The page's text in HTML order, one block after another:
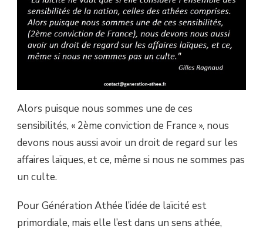
L’ENSEMBLE
DES
SENSIBILITÉS
DE
LA
CELLES
ATHÉES
Alors puisque nous sommes une de ces
sensibilités, « 2ème conviction de France », nous
devons nous aussi avoir un droit de regard sur les
affaires laïques, et ce, même si nous ne sommes pas
un culte.
Pour Génération Athée l’idée de laïcité est
primordiale, mais elle l’est dans un sens athée,